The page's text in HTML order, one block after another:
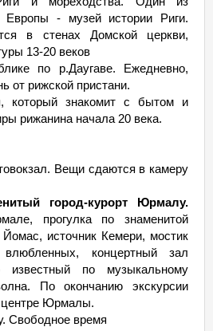
Европы - музей истории Риги.
в стенах Домской церкви,
13-20 веков
по р.Даугаве. Ежедневно,
от рижской пристани.
который знакомит с бытом и
рижанина начала 20 века.
Вещи сдаются в камеру
город-курорт Юрмалу.
прогулка по знаменитой
источник Кемери, мостик
концертный зал
известный по музыкальному
По окончанию экскурсии
центре Юрмалы.
Свободное время